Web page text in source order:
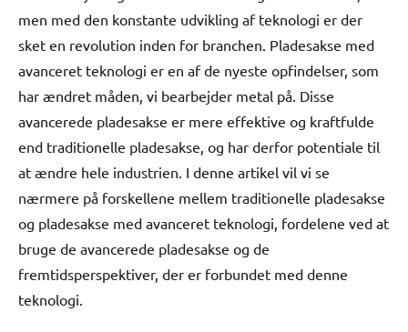
men med den konstante udvikling af teknologi er der
sket en revolution inden for branchen. Pladesakse med
avanceret teknologi er en af de nyeste opfindelser, som
har ændret måden, vi bearbejder metal på. Disse
avancerede pladesakse er mere effektive og kraftfulde
end traditionelle pladesakse, og har derfor potentiale til
at ændre hele industrien. I denne artikel vil vi se
nærmere på forskellene mellem traditionelle pladesakse
og pladesakse med avanceret teknologi, fordelene ved at
bruge de avancerede pladesakse og de
fremtidsperspektiver, der er forbundet med denne
teknologi.